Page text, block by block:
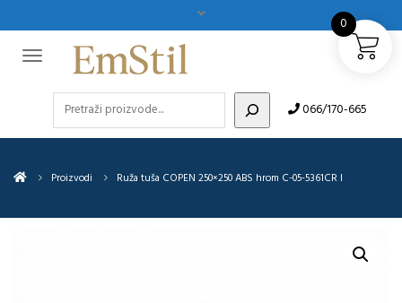
066/170-665
Proizvodi Ruža tuša COPEN 250×250 ABS hrom C-05-5361CR I
0